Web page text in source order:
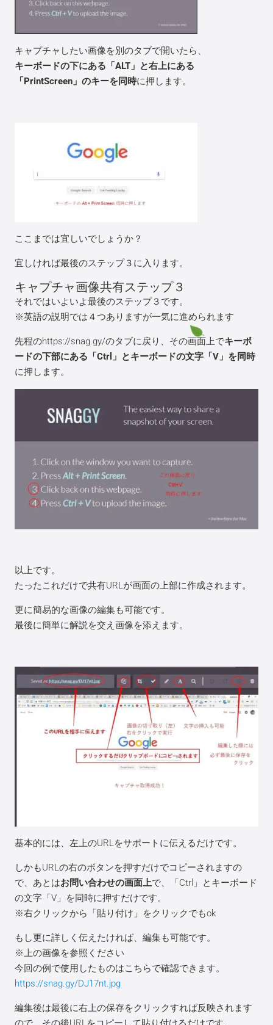
キャプチャしたい画像を別のタブで開いたら、
キーボードの下にある「ALT」と右上にある
「PrintScreen」のキーを同時に押します。
ここまでは宜しいでしょうか？
宜しければ最後のステップ３に入ります。
キャプチャ画像共有ステップ３
それではいよいよ最後のステップ３です。
※英語の説明では４つありますが一気に進められます
先程のhttps://snag.gy/のタブに戻り、その画面上でキーボ
ードの下部にある「Ctrl」とキーボードの文字「V」を同時
に押します。
以上です。
たったこれだけで共有URLが画面の上部に作成されます。
更に簡易的な画像の編集も可能です。
最後に簡単に解説を交え画像を添えます。
基本的には、左上のURLをサポートに伝えるだけです。
しかもURLの右のボタンを押すだけでコピーされますの
で、あとはお問い合わせの画面上で、「Ctrl」とキーボード
の文字「V」を同時に押すだけです。
※右クリックから「貼り付け」をクリックでもok
もし更に詳しく伝えたければ、編集も可能です。
※上の画像を参照ください
今回の例で使用したものはこちらで確認できます。
https://snag.gy/DJ17nt.jpg
編集後は最後に右上の保存をクリックすれば反映されます